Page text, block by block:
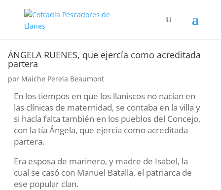
ÁNGELA RUENES, que ejercía como acreditada
partera
por Maiche Perela Beaumont
En los tiempos en que los llaniscos no nacían en
las clínicas de maternidad, se contaba en la villa y
si hacía falta también en los pueblos del Concejo,
con la tía Ángela, que ejercía como acreditada
partera.
Era esposa de marinero, y madre de Isabel, la
cual se casó con Manuel Batalla, el patriarca de
ese popular clan.